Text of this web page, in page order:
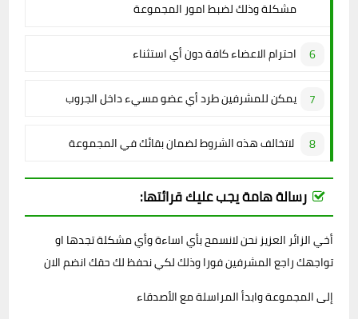
مشكلة وذلك لضبط امور المجموعة
احترام الاعضاء كافة دون أي استثناء
يمكن للمشرفين طرد أي عضو مسيء داخل الجروب
لاتخالف هذه الشروط لضمان بقائك في المجموعة
رسالة هامة يجب عليك قرائتها:
أخي الزائر العزيز نحن لانسمح بأي اساءة وأي مشكلة تجدها او
تواجهك راجع المشرفين فورا وذلك لكي نحفظ لك حقك انضم الان
إلى المجموعة وابدأ المراسلة مع الأصدقاء